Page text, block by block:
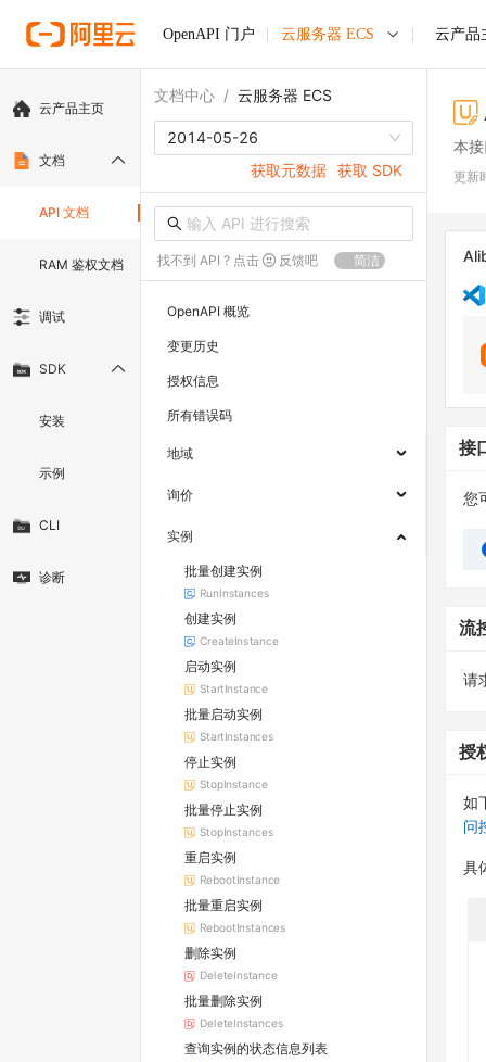
OpenAPI 门户 云服务器 ECS 云产品
云产品主页
文档
API 文档
RAM 鉴权文档
调试
SDK
安装
示例
CLI
诊断
文档中心 / 云服务器 ECS
2014-05-26
获取元数据 获取 SDK
找不到 API ? 点击 反馈吧 简洁
OpenAPI 概览
变更历史
授权信息
所有错误码
地域
询价
实例
批量创建实例
RunInstances
创建实例
CreateInstance
启动实例
StartInstance
批量启动实例
StartInstances
停止实例
StopInstance
批量停止实例
StopInstances
重启实例
RebootInstance
批量重启实例
RebootInstances
删除实例
DeleteInstance
批量删除实例
DeleteInstances
查询实例的状态信息列表
本
更新
接
您
流
请
授
如
问
具